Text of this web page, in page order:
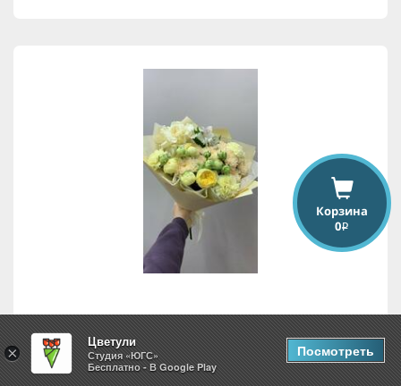
Весенняя симфония
Корзина
0i
×
Цветули
Студия «ЮГС»
Бесплатно - В Google Play
Посмотреть